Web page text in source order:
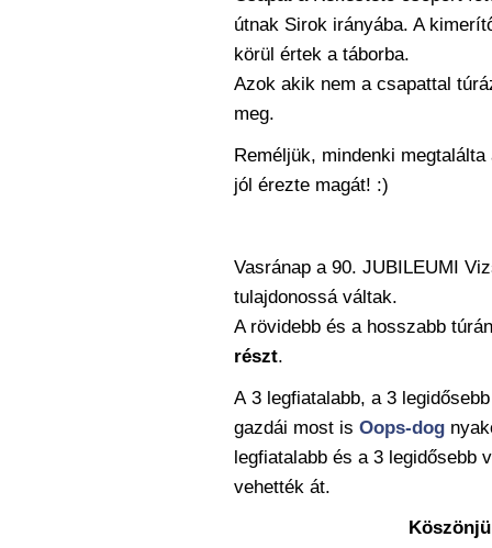
útnak Sirok irányába. A
körül értek a táborba.
Azok akik nem a csapattal
meg.
Reméljük, mindenki
jól érezte magát! :)
Vasránap a 90. JUBILEUMI
tulajdonossá váltak.
A rövidebb és a hosszabb
részt.
A 3 legfiatalabb, a 3
gazdái most is Oops-dog
legfiatalabb és a 3 legidősebb
vehették át.